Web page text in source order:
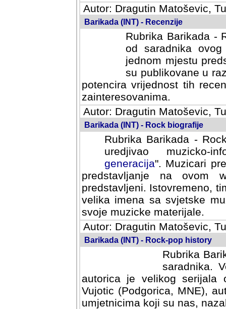
Autor: Dragutin Matoševic,
Barikada (INT) - Recenzije
Rubrika Barikada -
od saradnika
jednom mjestu
su publikovane u
potencira vrijednost tih
zainteresovanima.
Autor: Dragutin Matoševic,
Barikada (INT) - Rock biografije
Rubrika Barikada -
uredjivao muzicko-
Muzicari predstavljeni u
na ovom web portalu
Istovremeno, tim nacinom
sa svjetske muzicke scene
materijale.
Autor: Dragutin Matoševic,
Barikada (INT) - Rock-pop history
Rubrika
saradnika.
autorica je velikog serijala
Vujotic (Podgorica, MNE),
umjetnicima koji su nas,